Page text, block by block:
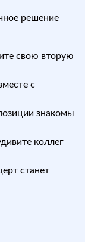
решение
свою вторую
с
знакомы
коллег
станет